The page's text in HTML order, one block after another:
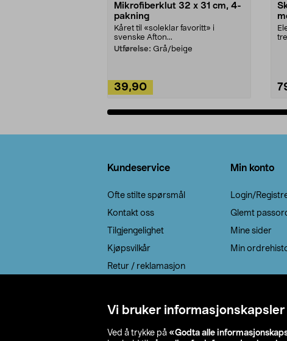
Vi bruker informasjonskapsler
Ved å trykke på «Godta alle
Mikrofiberklut 32 x 31 cm, 4-
pakning
Kåret til «soleklar favoritt» i
svenske Afton...
Utførelse: Grå/beige
39,90
Kundeservice
Ofte stilte spørsmål
Kontakt oss
Tilgjengelighet
Kjøpsvilkår
Retur / reklamasjon
Min konto
Login/
Glemt
Mine sider
Min